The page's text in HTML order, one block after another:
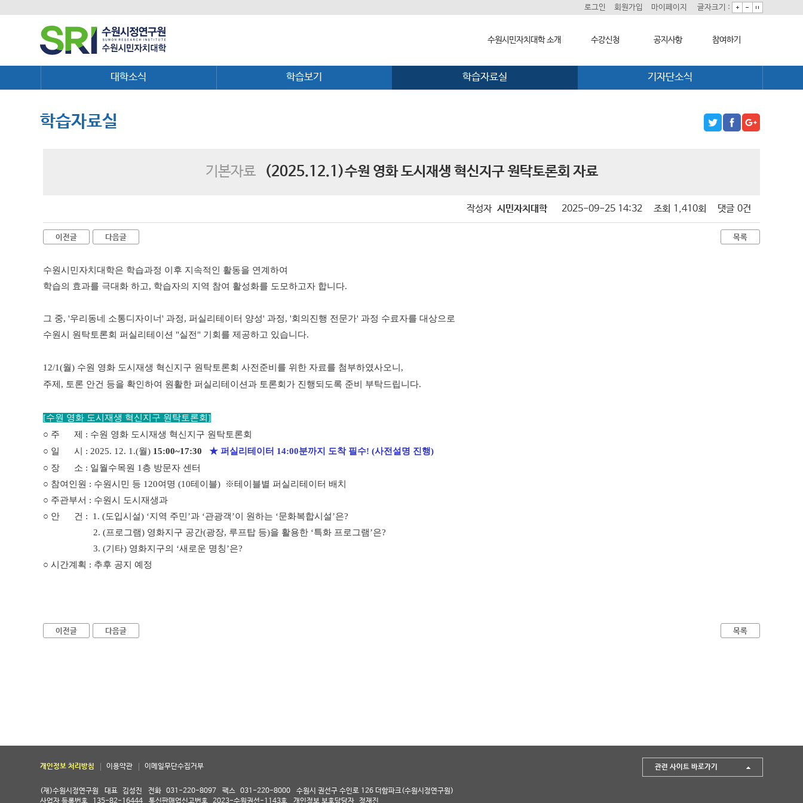
수원시민자치대학 소개
수원시민자치대학 소개
수강신청 공지사항
대학소식
참여하기
자치동아리
로그인 회원가입 마이페이지 글자크기 :
대학소식 학습보기 학습자료실 기자단소식
학습자료실
기본자료 (2025.12.1)수원 영화 도시재생 혁신지구 원탁토론회 자료
작성자 시민자치대학 2025-09-25 14:32 조회 1,410회 댓글 0건
이전글 다음글 목록
수원시민자치대학은 학습과정 이후 지속적인 활동을 연계하여
학습의 효과를 극대화 하고, 학습자의 지역 참여 활성화를 도모하고자 합니다.
그 중, '우리동네 소통디자이너' 과정, 퍼실리테이터 양성' 과정, '회의진행 전문가' 과정 수료자를 대상으로
수원시 원탁토론회 퍼실리테이션 "실전" 기회를 제공하고 있습니다.
12/1(월) 수원 영화 도시재생 혁신지구 원탁토론회 사전준비를 위한 자료를 첨부하였사오니,
주제, 토론 안건 등을 확인하여 원활한 퍼실리테이션과 토론회가 진행되도록 준비 부탁드립니다.
[수원 영화 도시재생 혁신지구 원탁토론회]
○ 주 제 : 수원 영화 도시재생 혁신지구 원탁토론회
○ 일 시 : 2025. 12. 1.(월) 15:00~17:30
★ 퍼실리테이터 14:00분까지 도착 필수! (사전설명 진행)
○ 장 소 : 일월수목원 1층 방문자 센터
○ 참여인원 : 수원시민 등 120여명 (10테이블) ※테이블별 퍼실리테이터 배치
○ 주관부서 : 수원시 도시재생과
○ 안 건 : 1. (도입시설) ‘지역 주민’과 ‘관광객’이 원하는 ‘문화복합시설’은?
2. (프로그램) 영화지구 공간(광장, 루프탑 등)을 활용한 ‘특화 프로그램’은?
3. (기타) 영화지구의 ‘새로운 명칭’은?
○ 시간계획 : 추후 공지 예정
이전글 다음글 목록
개인정보 처리방침 이용약관 이메일무단수집거부
(재)수원시정연구원 대표 김성진 전화 031-220-8097 팩스 031-220-8000
수원시 권선구 수인로 126 더함파크(수원시정연구원)
사업자 등록번호
135-82-16444 통신판매업신고번호 2023-수원권선-1143호 개인정보 보호담당자 정재진
관련 사이트 바로가기